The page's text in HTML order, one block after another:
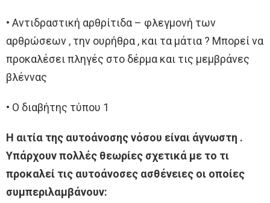
• Αντιδραστική αρθρίτιδα – φλεγμονή των
αρθρώσεων , την ουρήθρα , και τα μάτια ? Μπορεί να
προκαλέσει πληγές στο δέρμα και τις μεμβράνες
βλέννας
• Ο διαβήτης τύπου 1
Η αιτία της αυτοάνοσης νόσου είναι άγνωστη .
Υπάρχουν πολλές θεωρίες σχετικά με το τι
προκαλεί τις αυτοάνοσες ασθένειες οι οποίες
συμπεριλαμβάνουν: